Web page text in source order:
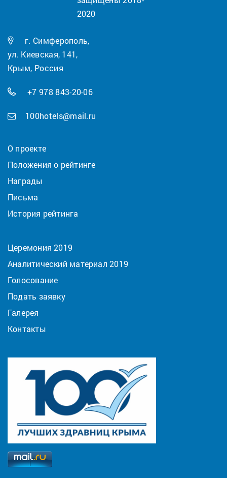
2020
г. Симферополь,
ул. Киевская, 141,
Крым, Россия
+7 978 843-20-06
100hotels@mail.ru
О проекте
Положения о рейтинге
Награды
Письма
История рейтинга
Церемония 2019
Аналитический материал 2019
Голосование
Подать заявку
Галерея
Контакты